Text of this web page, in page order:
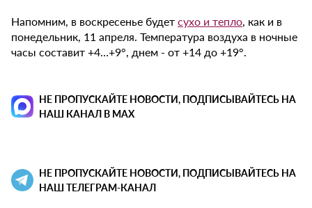
Напомним, в воскресенье будетсухо и тепло, как и в
понедельник, 11 апреля. Температура воздуха в ночные
часы составит +4…+9°, днем - от +14 до +19°.
НЕ ПРОПУСКАЙТЕ НОВОСТИ, ПОДПИСЫВАЙТЕСЬ НА
НАШ КАНАЛ В MAX
НЕ ПРОПУСКАЙТЕ НОВОСТИ, ПОДПИСЫВАЙТЕСЬ НА
НАШ ТЕЛЕГРАМ-КАНАЛ